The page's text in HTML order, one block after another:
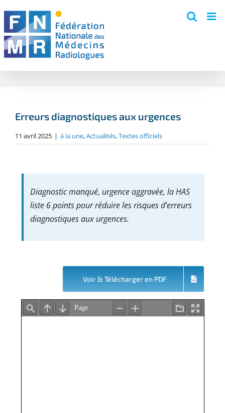
content
Erreurs diagnostiques aux urgences
11 avril 2025 | à la une,Actualités,Textes officiels
Diagnostic manqué, urgence aggravée, la HAS
liste 6 points pour réduire les risques d’erreurs
diagnostiques aux urgences.
Voir & Télécharger en PDF